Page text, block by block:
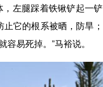
左腿踩着铁锹铲起一
它的根系被晒，防旱
易死掉。”马裕说。